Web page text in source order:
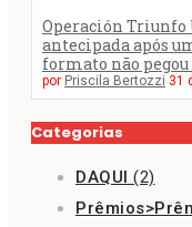
Operación Triunfo
antecipada após
formato não
por Priscila Bertozzi 31
Categorias
DAQUI (2)